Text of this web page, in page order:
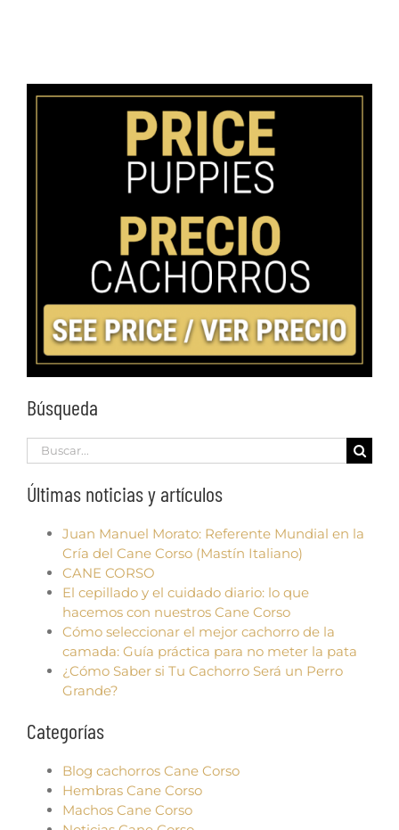
Búsqueda
Search
for:
Últimas noticias y artículos
Juan Manuel Morato: Referente Mundial en la
Cría del Cane Corso (Mastín Italiano)
CANE CORSO
El cepillado y el cuidado diario: lo que
hacemos con nuestros Cane Corso
Cómo seleccionar el mejor cachorro de la
camada: Guía práctica para no meter la pata
¿Cómo Saber si Tu Cachorro Será un Perro
Grande?
Categorías
Blog cachorros Cane Corso
Hembras Cane Corso
Machos Cane Corso